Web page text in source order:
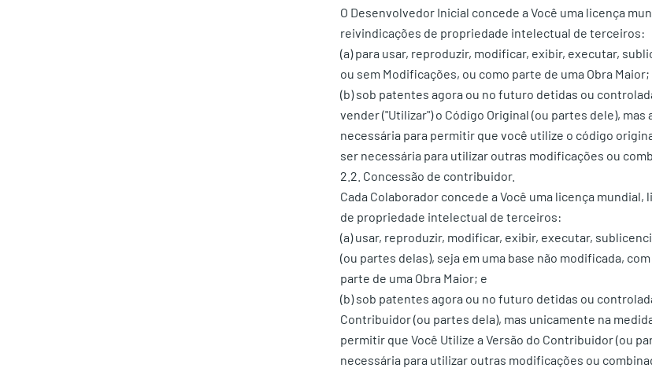
O Desenvolvedor Inicial concede a Você uma licença
reivindicações de propriedade intelectual de terceiros:
(a) para usar, reproduzir, modificar, exibir, executar,
ou sem Modificações, ou como parte de uma Obra Maior;
(b) sob patentes agora ou no futuro detidas ou
vender ("Utilizar") o Código Original (ou partes dele),
necessária para permitir que você utilize o código
ser necessária para utilizar outras modificações ou
2.2. Concessão de contribuidor.
Cada Colaborador concede a Você uma licença
de propriedade intelectual de terceiros:
(a) usar, reproduzir, modificar, exibir, executar,
(ou partes delas), seja em uma base não modificada,
parte de uma Obra Maior; e
(b) sob patentes agora ou no futuro detidas ou
Contribuidor (ou partes dela), mas unicamente na
permitir que Você Utilize a Versão do Contribuidor (ou
necessária para utilizar outras modificações ou